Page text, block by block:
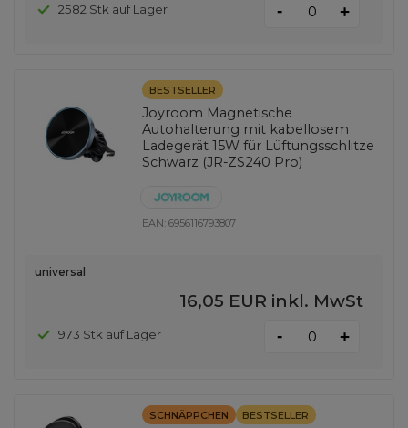
2582 Stk auf Lager - +
BESTSELLER
Joyroom Magnetische
Autohalterung mit kabellosem
Ladegerät 15W für Lüftungsschlitze
Schwarz (JR-ZS240 Pro)
EAN:6956116793807
universal
16,05 EUR inkl. MwSt
973 Stk auf Lager - +
SCHNÄPPCHEN BESTSELLER